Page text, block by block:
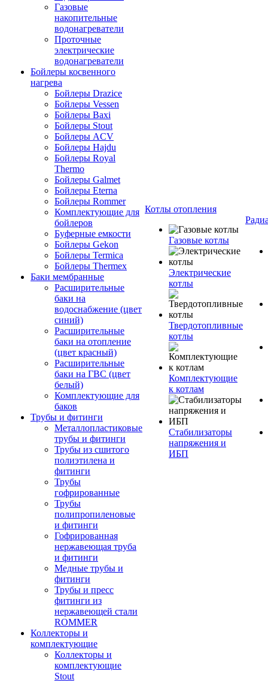
Газовые
накопительные
водонагреватели
Проточные
электрические
водонагреватели
Бойлеры косвенного
нагрева
Бойлеры Drazice
Бойлеры Vessen
Бойлеры Baxi
Бойлеры Stout
Бойлеры ACV
Бойлеры Hajdu
Бойлеры Royal
Thermo
Бойлеры Galmet
Бойлеры Eterna
Бойлеры Rommer
Комплектующие для
бойлеров
Буферные емкости
Бойлеры Gekon
Бойлеры Termica
Бойлеры Thermex
Баки мембранные
Расширительные
баки на
водоснабжение (цвет
синий)
Расширительные
баки на отопление
(цвет красный)
Расширительные
баки на ГВС (цвет
белый)
Комплектующие для
баков
Трубы и фитинги
Металлопластиковые
трубы и фитинги
Трубы из сшитого
полиэтилена и
фитинги
Трубы
гофрированные
Трубы
полипропиленовые
и фитинги
Гофрированная
нержавеющая труба
и фитинги
Медные трубы и
фитинги
Трубы и пресс
фитинги из
нержавеющей стали
ROMMER
Коллекторы и
комплектующие
Коллекторы и
комплектующие
Stout
Котлы отопления
Газовые котлы
Электрические
котлы
Твердотопливные
котлы
Комплектующие
к котлам
Стабилизаторы
напряжения и
ИБП